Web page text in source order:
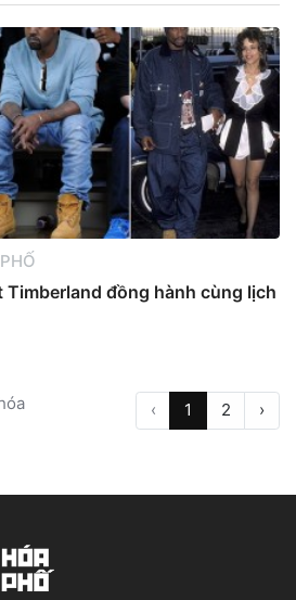
Timberland đồng hành cùng lịch
‹ 1 2 ›